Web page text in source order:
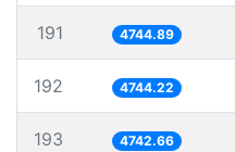
191 4744.89
192 4744.22
193 4742.66